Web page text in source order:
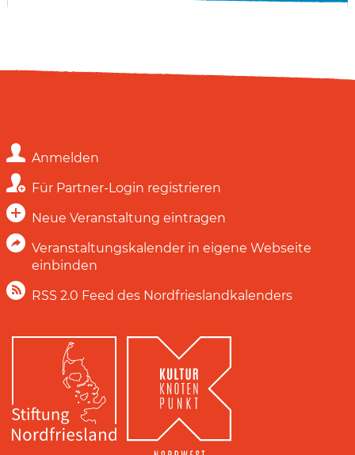
Anmelden
Für Partner-Login registrieren
Neue Veranstaltung eintragen
Veranstaltungskalender in eigene Webseite
einbinden
RSS 2.0 Feed des Nordfrieslandkalenders